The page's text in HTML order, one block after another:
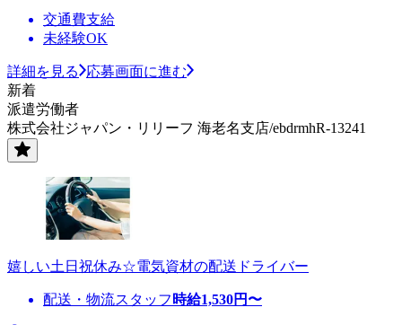
交通費支給
未経験OK
詳細を見る
応募画面に進む
新着
派遣労働者
株式会社ジャパン・リリーフ 海老名支店/ebdrmhR-13241
嬉しい土日祝休み☆電気資材の配送ドライバー
配送・物流スタッフ 時給1,530円〜